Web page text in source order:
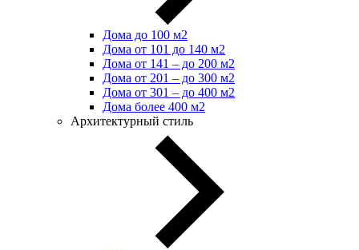
Дома до 100 м2
Дома от 101 до 140 м2
Дома от 141 – до 200 м2
Дома от 201 – до 300 м2
Дома от 301 – до 400 м2
Дома более 400 м2
Архитектурный стиль